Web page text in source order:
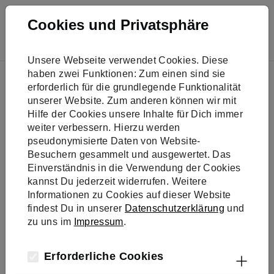
Skip to main navigation
Skip to main content
Skip to page footer
You are here:
Presse Neue Podcast-Folge über klimaneutrale Logistik
Klimaschutz-Unternehmen e.V.
Neue Podcast-Folge über
Cookies und Privatsphäre
Unsere Webseite verwendet Cookies. Diese
haben zwei Funktionen: Zum einen sind sie
erforderlich für die grundlegende Funktionalität
unserer Website. Zum anderen können wir mit
Hilfe der Cookies unsere Inhalte für Dich immer
weiter verbessern. Hierzu werden
pseudonymisierte Daten von Website-
Besuchern gesammelt und ausgewertet. Das
Einverständnis in die Verwendung der Cookies
kannst Du jederzeit widerrufen. Weitere
Informationen zu Cookies auf dieser Website
findest Du in unserer Datenschutzerklärung und
zu uns im Impressum.
Erforderliche Cookies